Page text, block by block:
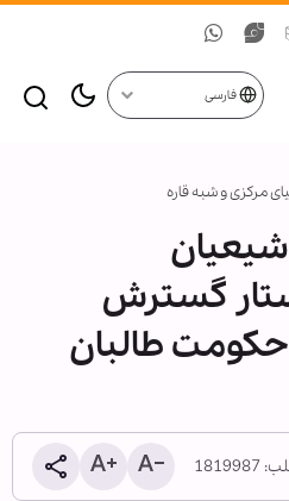
فارسی
مرکزی و شبه قاره
گسترش
طالبان